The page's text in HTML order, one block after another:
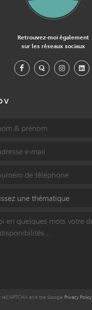
Retrouvez-moi également
sur les réseaux sociaux
reCAPTCHA and the Google Privacy Policy